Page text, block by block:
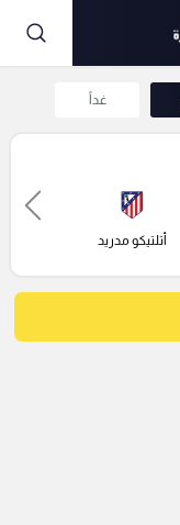
غداً
أتلتيكو مدريد